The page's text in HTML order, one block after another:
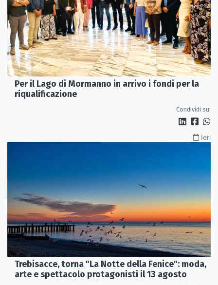
Per il Lago di Mormanno in arrivo i fondi per la
riqualificazione
Condividi su:
Ieri
Trebisacce, torna "La Notte della Fenice": moda,
arte e spettacolo protagonisti il 13 agosto